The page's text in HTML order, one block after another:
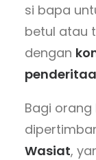
si bapa
betul atau
dengan
Bagi
Wasiat,